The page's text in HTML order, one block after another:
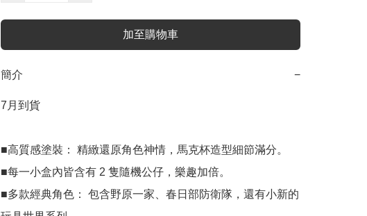
加至購物車
簡介 −
7月到貨
■高質感塗裝： 精緻還原角色神情，馬克杯造型細節滿分。
■每一小盒內皆含有 2 隻隨機公仔，樂趣加倍。
■多款經典角色： 包含野原一家、春日部防衛隊，還有小新的